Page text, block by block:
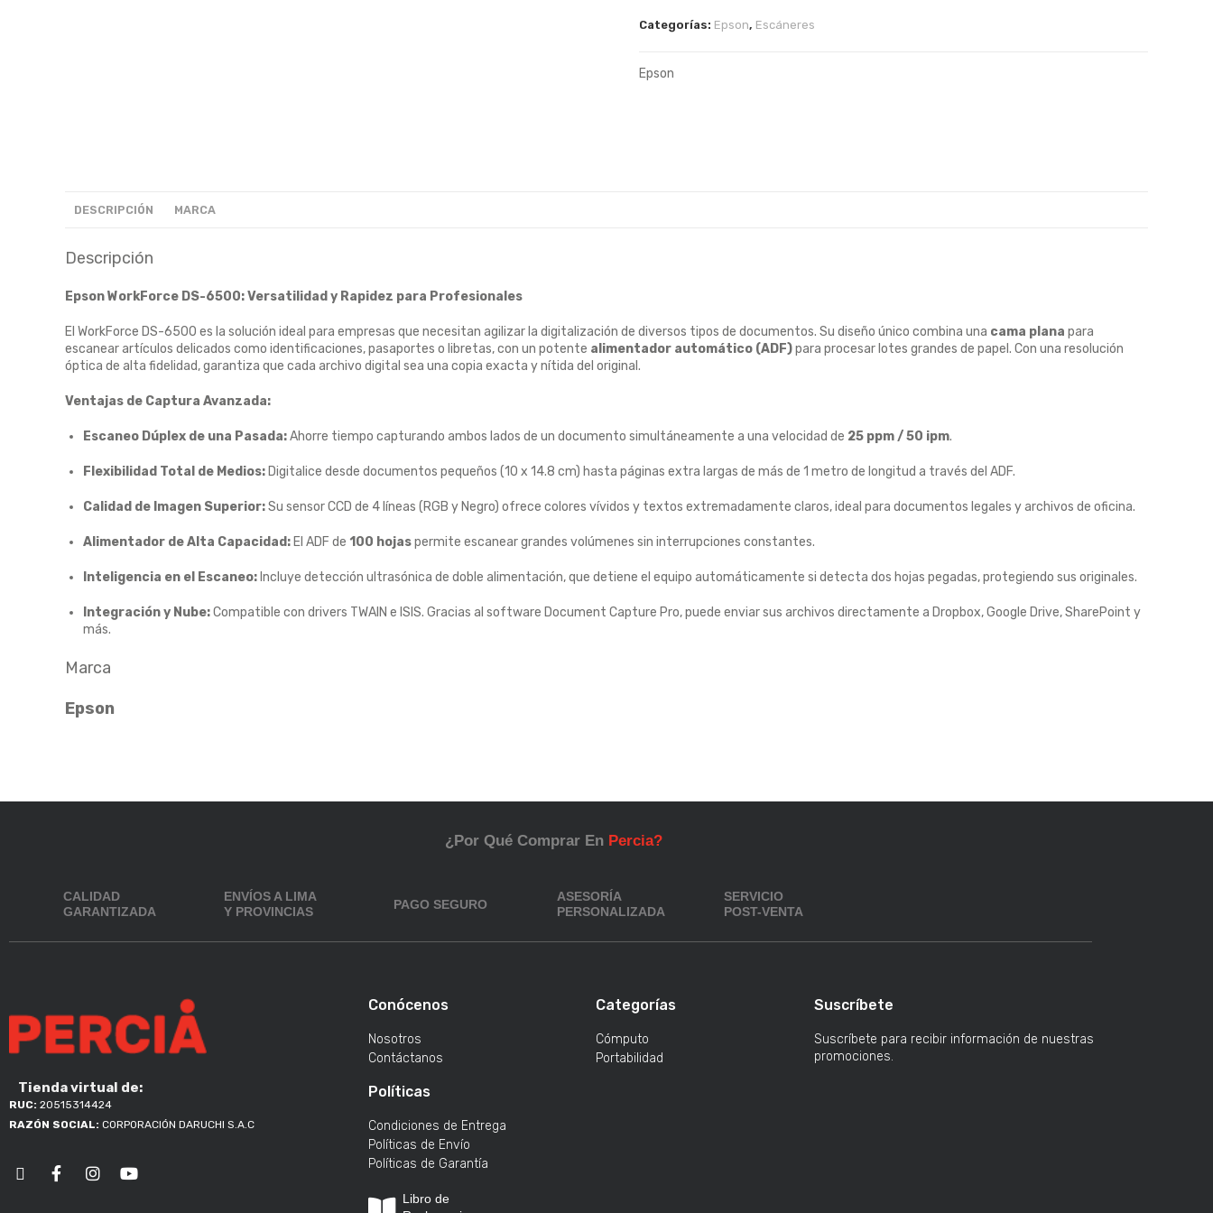
Categorías: Epson, Escáneres
Epson
DESCRIPCIÓN MARCA
Descripción
Epson WorkForce DS-6500: Versatilidad y Rapidez para Profesionales
El WorkForce DS-6500 es la solución ideal para empresas que necesitan agilizar la digitalización de diversos tipos de documentos. Su diseño único combina una cama plana para
escanear artículos delicados como identificaciones, pasaportes o libretas, con un potente alimentador automático (ADF)para procesar lotes grandes de papel. Con una resolución
óptica de alta fidelidad, garantiza que cada archivo digital sea una copia exacta y nítida del original.
Ventajas de Captura Avanzada:
Escaneo Dúplex de una Pasada:Ahorre tiempo capturando ambos lados de un documento simultáneamente a una velocidad de 25 ppm / 50 ipm.
Flexibilidad Total de Medios: Digitalice desde documentos pequeños (10 x 14.8 cm) hasta páginas extra largas de más de 1 metro de longitud a través del ADF.
Calidad de Imagen Superior:Su sensor CCD de 4 líneas (RGB y Negro) ofrece colores vívidos y textos extremadamente claros, ideal para documentos legales y archivos de oficina.
Alimentador de Alta Capacidad: El ADF de 100 hojaspermite escanear grandes volúmenes sin interrupciones constantes.
Inteligencia en el Escaneo: Incluye detección ultrasónica de doble alimentación, que detiene el equipo automáticamente si detecta dos hojas pegadas, protegiendo sus originales.
Integración y Nube:Compatible con drivers TWAIN e ISIS. Gracias al software Document Capture Pro, puede enviar sus archivos directamente a Dropbox, Google Drive, SharePoint y
más.
Marca
Epson
¿Por Qué Comprar En Percia?
CALIDAD
GARANTIZADA
ENVÍOS A LIMA
Y PROVINCIAS
PAGO SEGURO
ASESORÍA
PERSONALIZADA
SERVICIO
POST-VENTA
Tienda virtual de:
RUC: 20515314424
RAZÓN SOCIAL: CORPORACIÓN DARUCHI S.A.C
Conócenos
Nosotros
Contáctanos
Políticas
Condiciones de Entrega
Políticas de Envío
Políticas de Garantía
Libro de
Categorías
Cómputo
Portabilidad
Suscríbete
Suscríbete para recibir información de nuestras
promociones.